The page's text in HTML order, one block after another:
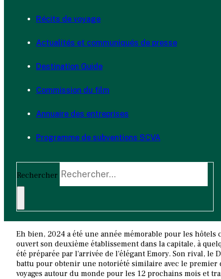
Récits de voyage
Actualités et communiqués de presse
Destination Guide
Commission du film
Annuaire des entreprises
Programme de subventions SCVA
Rechercher
Eh bien, 2024 a été une année mémorable pour les
ouvert son deuxième établissement dans la capitale, à
été préparée par l'arrivée de l'élégant Emory. Son rival, le
battu pour obtenir une notoriété similaire avec le premier
voyages autour du monde pour les 12 prochains mois et